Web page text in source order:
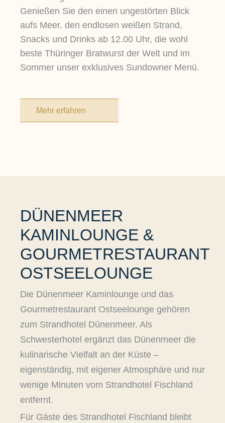
Genießen Sie den einen ungestörten Blick
aufs Meer, den endlosen weißen Strand,
Snacks und Drinks ab 12.00 Uhr, die wohl
beste Thüringer Bratwurst der Welt und im
Sommer unser exklusives Sundowner Menü.
Mehr erfahren
DÜNENMEER
KAMINLOUNGE &
GOURMETRESTAURANT
OSTSEELOUNGE
Die Dünenmeer Kaminlounge und das
Gourmetrestaurant Ostseelounge gehören
zum Strandhotel Dünenmeer. Als
Schwesterhotel ergänzt das Dünenmeer die
kulinarische Vielfalt an der Küste –
eigenständig, mit eigener Atmosphäre und nur
wenige Minuten vom Strandhotel Fischland
entfernt.
Für Gäste des Strandhotel Fischland bleibt